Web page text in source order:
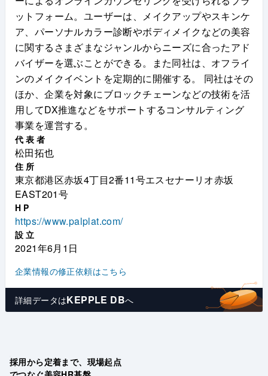
ットフォーム。ユーザーは、メイクアップやスキンケ
ア、パーソナルカラー診断やボディメイクなどの美容
に関するさまざまなジャンルからニーズに合ったアド
バイザーを選ぶことができる。また同社は、オフライ
ンのメイクイベントを定期的に開催する。 同社はその
ほか、企業を対象にブロックチェーンなどの技術を活
用してDX推進などをサポートするコンサルティング
事業を運営する。
代表者
松田拓也
住所
東京都港区赤坂4丁目2番11号エスセナーリオ赤坂
EAST201号
HP
https://www.palplat.com/
設立
2021年6月1日
企業情報の修正依頼はこちら
詳細データはKEPPLE DBへ
採用から定着まで、現場起点